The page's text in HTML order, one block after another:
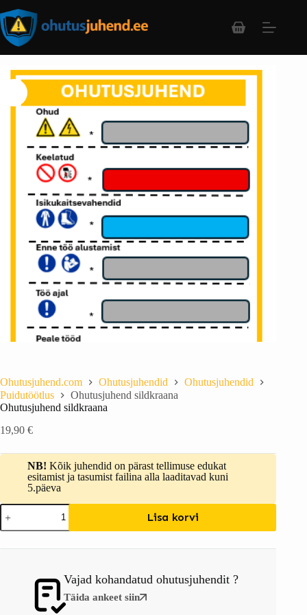
Ohutusjuhend.com Ohutusjuhendid
Ohutusjuhendid
Puidutöötlus
Ohutusjuhend sildkraana
Ohutusjuhend sildkraana
19,90 €
NB! Kõik juhendid on pärast tellimuse edukat
esitamist ja tasumist failina alla laaditavad kuni
5.päeva
Lisa korvi
Vajad kohandatud ohutusjuhendit ?
Täida ankeet siin